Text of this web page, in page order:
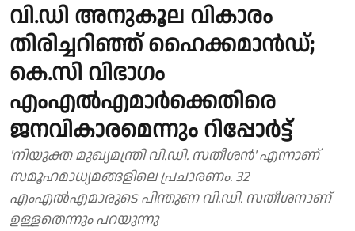
വി.ഡി അനുകൂല വികാരം
തിരിച്ചറിഞ്ഞ് ഹൈക്കമാൻഡ്;
കെ.സി വിഭാഗം
എംഎൽഎമാർക്കെതിരെ
ജനവികാരമെന്നും റിപ്പോർട്ട്
'നിയുക്ത മുഖ്യമന്ത്രി വി.ഡി. സതീശൻ' എന്നാണ്
സമൂഹമാധ്യമങ്ങളിലെ പ്രചാരണം. 32
എംഎൽഎമാരുടെ പിന്തുണ വി.ഡി. സതീശനാണ്
ഉള്ളതെന്നും പറയുന്നു